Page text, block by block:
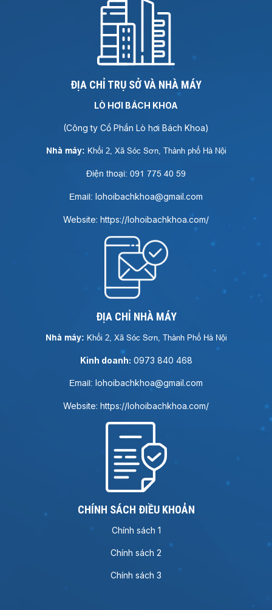
ĐỊA CHỈ TRỤ SỞ VÀ NHÀ MÁY
LÒ HƠI BÁCH KHOA
(Công ty Cổ Phần Lò hơi Bách Khoa)
Nhà máy: Khối 2, Xã Sóc Sơn, Thành phố Hà Nội
Điện thoại: 091 775 40 59
Email: lohoibachkhoa@gmail.com
Website: https://lohoibachkhoa.com/
ĐỊA CHỈ NHÀ MÁY
Nhà máy: Khối 2, Xã Sóc Sơn, Thành Phố Hà Nội
Kinh doanh: 0973 840 468
Email: lohoibachkhoa@gmail.com
Website: https://lohoibachkhoa.com/
CHÍNH SÁCH ĐIỀU KHOẢN
Chính sách 1
Chính sách 2
Chính sách 3